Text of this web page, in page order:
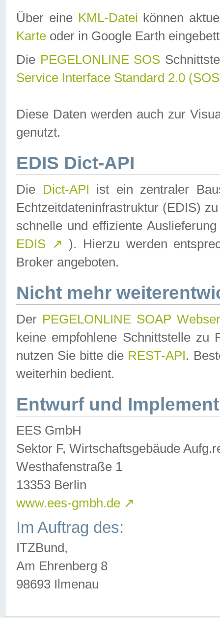
Über eine KML-Datei können
Karte oder in Google Earth
Die PEGELONLINE SOS
Service Interface Standard 2.0
Diese Daten werden auch zur
genutzt.
EDIS Dict-API
Die Dict-API ist ein zentraler
Echtzeitdateninfrastruktur (EDIS)
schnelle und effiziente
EDIS ↗ ). Hierzu werden
Broker angeboten.
Nicht mehr
Der PEGELONLINE SOAP
keine empfohlene Schnittstelle zu
nutzen Sie bitte die REST-API.
weiterhin bedient.
Entwurf und
EES GmbH
Sektor F, Wirtschaftsgebäude
Westhafenstraße 1
13353 Berlin
www.ees-gmbh.de ↗
Im Auftrag des:
ITZBund,
Am Ehrenberg 8
98693 Ilmenau